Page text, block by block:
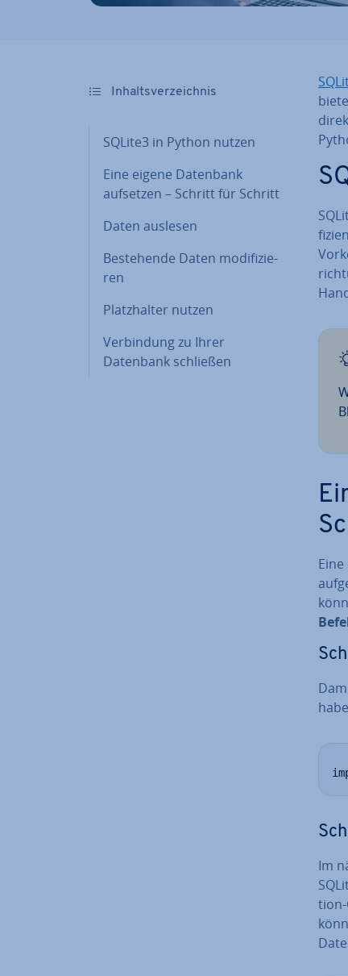
In­halts­ver­zeich­nis
SQLite3 in Python nutzen
Eine eigene Datenbank
aufsetzen – Schritt für Schritt
Daten auslesen
Be­stehen­de Daten mo­di­fi­zie­
ren
Platz­hal­ter nutzen
Ver­bin­dung zu Ihrer
Datenbank schließen
Im